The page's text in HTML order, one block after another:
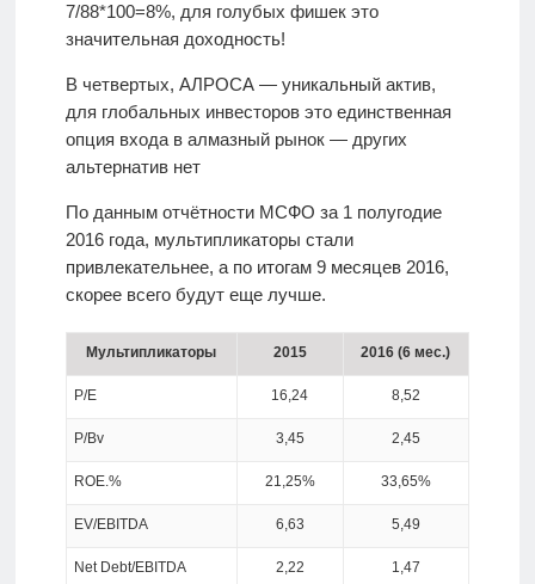
7/88*100=8%, для голубых фишек это
значительная доходность!
В четвертых, АЛРОСА — уникальный актив,
для глобальных инвесторов это единственная
опция входа в алмазный рынок — других
альтернатив нет
По данным отчётности МСФО за 1 полугодие
2016 года, мультипликаторы стали
привлекательнее, а по итогам 9 месяцев 2016,
скорее всего будут еще лучше.
Мультипликаторы 2015 2016 (6 мес.)
Р/Е 16,24 8,52
Р/Bv 3,45 2,45
ROE.% 21,25% 33,65%
EV/EBITDA 6,63 5,49
Net Debt/EBITDA 2,22 1,47